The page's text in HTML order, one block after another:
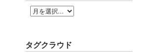
タグクラウド